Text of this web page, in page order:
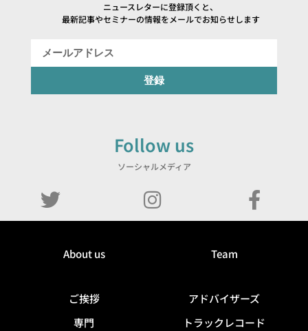
ニュースレターに登録頂くと、
最新記事やセミナーの情報をメールでお知らせします
登録
Follow us
ソーシャルメディア
About us
ご挨拶
専門
Team
アドバイザーズ
トラックレコード